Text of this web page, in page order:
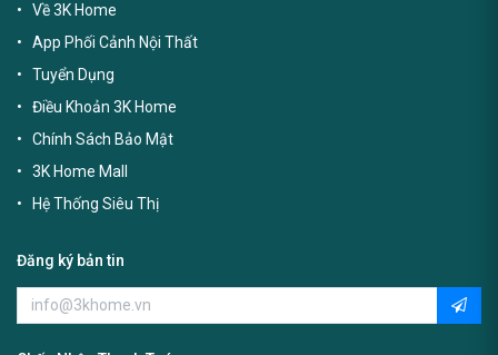
Về 3K Home
App Phối Cảnh Nội Thất
Tuyển Dụng
Điều Khoản 3K Home
Chính Sách Bảo Mật
3K Home Mall
Hệ Thống Siêu Thị
Đăng ký bản tin